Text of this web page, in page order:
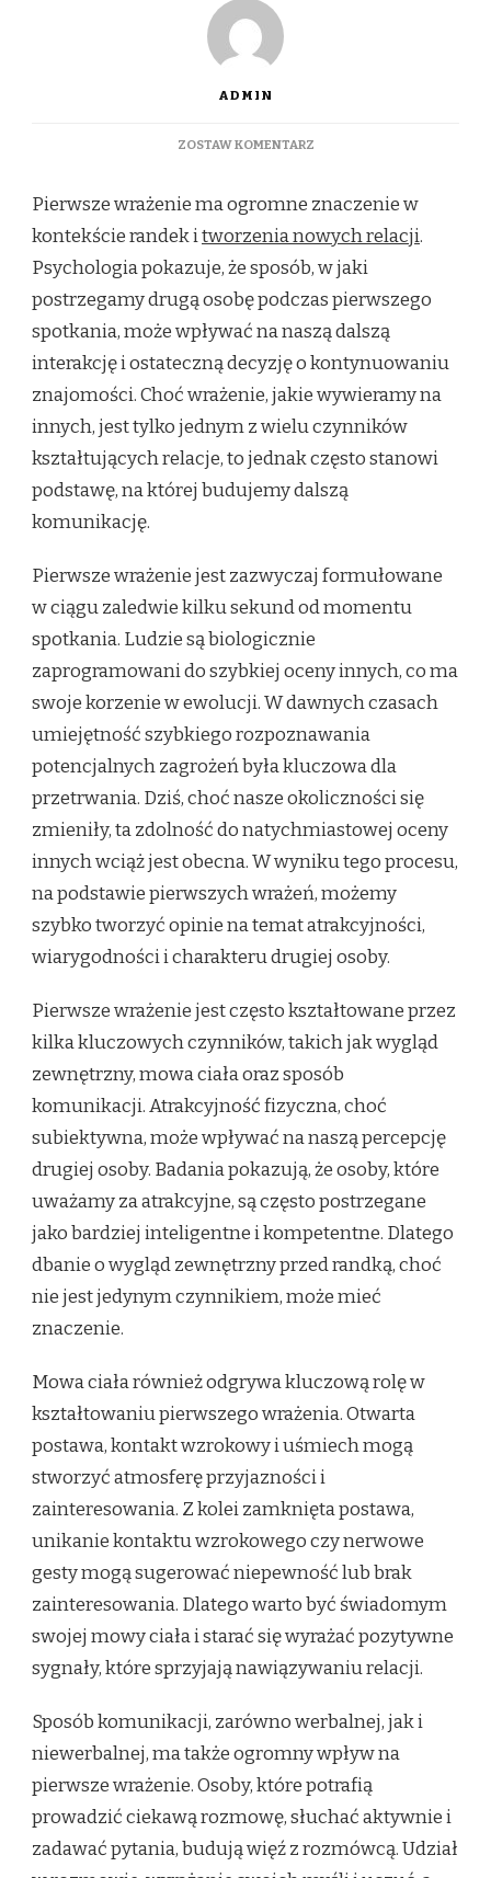
ADMIN
ZOSTAW KOMENTARZDO
WRAŻENIE
KLUCZOWE?
PSYCHOLOGICZNE
ASPEKTY
UDANEJ
RANDKI
Pierwsze wrażenie ma ogromne znaczenie w
kontekście randek itworzenia nowych relacji.
Psychologia pokazuje, że sposób, w jaki
postrzegamy drugą osobę podczas pierwszego
spotkania, może wpływać na naszą dalszą
interakcję i ostateczną decyzję o kontynuowaniu
znajomości. Choć wrażenie, jakie wywieramy na
innych, jest tylko jednym z wielu czynników
kształtujących relacje, to jednak często stanowi
podstawę, na której budujemy dalszą
komunikację.
Pierwsze wrażenie jest zazwyczaj formułowane
w ciągu zaledwie kilku sekund od momentu
spotkania. Ludzie są biologicznie
zaprogramowani do szybkiej oceny innych, co ma
swoje korzenie w ewolucji. W dawnych czasach
umiejętność szybkiego rozpoznawania
potencjalnych zagrożeń była kluczowa dla
przetrwania. Dziś, choć nasze okoliczności się
zmieniły, ta zdolność do natychmiastowej oceny
innych wciąż jest obecna. W wyniku tego procesu,
na podstawie pierwszych wrażeń, możemy
szybko tworzyć opinie na temat atrakcyjności,
wiarygodności i charakteru drugiej osoby.
Pierwsze wrażenie jest często kształtowane przez
kilka kluczowych czynników, takich jak wygląd
zewnętrzny, mowa ciała oraz sposób
komunikacji. Atrakcyjność fizyczna, choć
subiektywna, może wpływać na naszą percepcję
drugiej osoby. Badania pokazują, że osoby, które
uważamy za atrakcyjne, są często postrzegane
jako bardziej inteligentne i kompetentne. Dlatego
dbanie o wygląd zewnętrzny przed randką, choć
nie jest jedynym czynnikiem, może mieć
znaczenie.
Mowa ciała również odgrywa kluczową rolę w
kształtowaniu pierwszego wrażenia. Otwarta
postawa, kontakt wzrokowy i uśmiech mogą
stworzyć atmosferę przyjazności i
zainteresowania. Z kolei zamknięta postawa,
unikanie kontaktu wzrokowego czy nerwowe
gesty mogą sugerować niepewność lub brak
zainteresowania. Dlatego warto być świadomym
swojej mowy ciała i starać się wyrażać pozytywne
sygnały, które sprzyjają nawiązywaniu relacji.
Sposób komunikacji, zarówno werbalnej, jak i
niewerbalnej, ma także ogromny wpływ na
pierwsze wrażenie. Osoby, które potrafią
prowadzić ciekawą rozmowę, słuchać aktywnie i
zadawać pytania, budują więź z rozmówcą. Udział